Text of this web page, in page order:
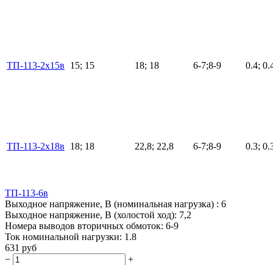
ТП-113-2х15в 15; 15 18; 18 6-7;8-9 0.4;
ТП-113-2х18в 18; 18 22,8; 22,8 6-7;8-9 0.3;
ТП-113-6в
Выходное напряжение, В (номинальная нагрузка) : 6
Выходное напряжение, В (холостой ход): 7,2
Номера выводов вторичных обмоток: 6-9
Ток номинальной нагрузки: 1.8
631 руб
−
+